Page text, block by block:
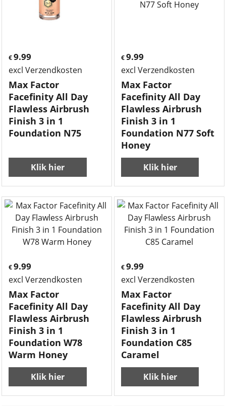
€ 9.99
excl Verzendkosten
Max Factor
Facefinity All Day
Flawless Airbrush
Finish 3 in 1
Foundation N75
Klik hier
€9.99
excl Verzendkosten
Max Factor
Facefinity All Day
Flawless Airbrush
Finish 3 in 1
Foundation N77 Soft
Honey
Klik hier
€ 9.99
excl Verzendkosten
Max Factor
Facefinity All Day
Flawless Airbrush
Finish 3 in 1
Foundation W78
Warm Honey
Klik hier
€9.99
excl Verzendkosten
Max Factor
Facefinity All Day
Flawless Airbrush
Finish 3 in 1
Foundation C85
Caramel
Klik hier